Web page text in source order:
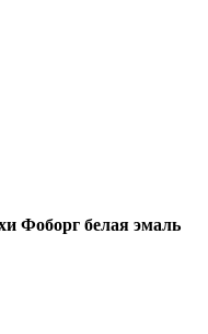
Фоборг белая эмаль